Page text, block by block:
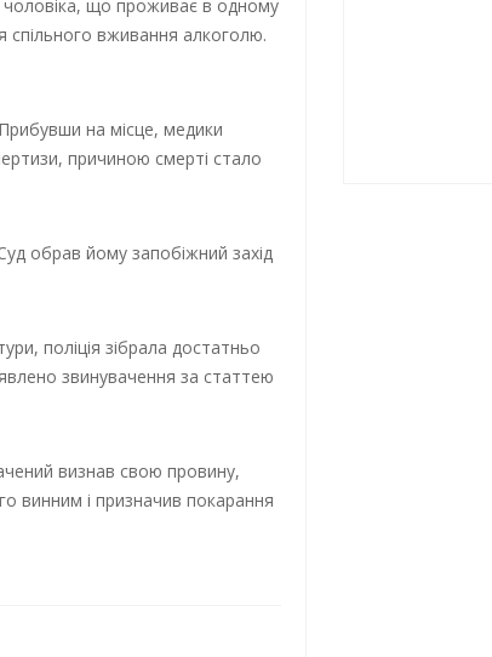
чоловіка, що проживає в одному
спільного вживання алкоголю.
на місце, медики
причиною смерті стало
обрав йому запобіжний захід
поліція зібрала достатньо
звинувачення за статтею
визнав свою провину,
винним і призначив покарання